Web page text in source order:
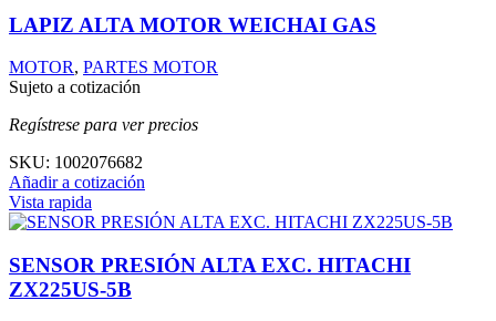
LAPIZ ALTA MOTOR WEICHAI GAS
MOTOR, PARTES MOTOR
Sujeto a cotización
Regístrese para ver precios
SKU: 1002076682
Añadir a cotización
Vista rapida
SENSOR PRESIÓN ALTA EXC. HITACHI
ZX225US-5B